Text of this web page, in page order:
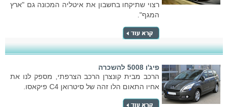
רצוי שתיקחו בחשבון את איטליה המכונה גם "ארץ
המגף".
פיג'ו 5008 להשכרה
הרכב מבית קונצרן הרכב הצרפתי, מספק לנו את
אחיו התאום הלו זהה של סיטרואן C4 פיקאסו.